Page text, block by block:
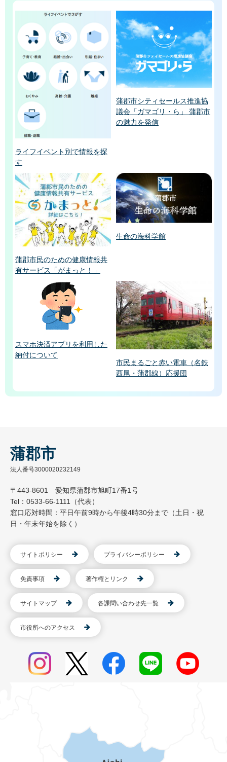
ライフイベント別で情報を探
す
蒲郡市シティセールス推進協
議会「ガマゴリ・ら」 蒲郡市
の魅力を発信
蒲郡市民のための健康情報共
有サービス「がまっと！」
生命の海科学館
スマホ決済アプリを利用した
納付について
市民まるごと赤い電車（名鉄
西尾・蒲郡線）応援団
蒲郡市
法人番号3000020232149
〒443-8601 愛知県蒲郡市旭町17番1号
Tel：0533-66-1111（代表）
窓口応対時間：平日午前9時から午後4時30分まで（土日・祝
日・年末年始を除く）
サイトポリシー プライバシーポリシー
免責事項 著作権とリンク
サイトマップ 各課問い合わせ先一覧
市役所へのアクセス